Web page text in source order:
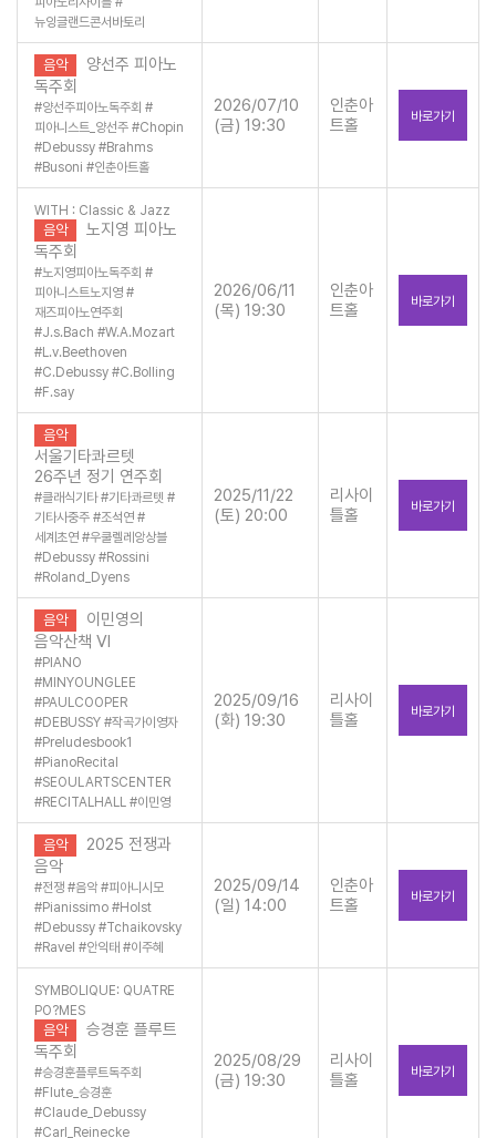
뉴잉글랜드콘서바토리
음악
양선주 피아노
독주회
#양선주피아노독주회 #
피아니스트_양선주 #Chopin
#Debussy #Brahms
#Busoni #인춘아트홀
2026/07/10
(금) 19:30
인춘아
트홀
바로가기
WITH : Classic & Jazz
음악
노지영 피아노
독주회
#노지영피아노독주회 #
피아니스트노지영 #
재즈피아노연주회
#J.s.Bach #W.A.Mozart
#L.v.Beethoven
#C.Debussy #C.Bolling
#F.say
2026/06/11
(목) 19:30
인춘아
트홀
바로가기
음악
서울기타콰르텟
26주년 정기 연주회
#클래식기타 #기타콰르텟 #
기타사중주 #조석연 #
세계초연 #우쿨렐레앙상블
#Debussy #Rossini
#Roland_Dyens
2025/11/22
(토) 20:00
리사이
틀홀
바로가기
음악
이민영의
음악산책 VI
#PIANO
#MINYOUNGLEE
#PAULCOOPER
#DEBUSSY #작곡가이영자
#Preludesbook1
#PianoRecital
#SEOULARTSCENTER
#RECITALHALL #이민영
2025/09/16
(화) 19:30
리사이
틀홀
바로가기
음악
2025 전쟁과
음악
#전쟁 #음악 #피아니시모
#Pianissimo #Holst
#Debussy #Tchaikovsky
#Ravel #안익태 #이주혜
2025/09/14
(일) 14:00
인춘아
트홀
바로가기
SYMBOLIQUE: QUATRE
PO?MES
음악
승경훈 플루트
독주회
#승경훈플루트독주회
#Flute_승경훈
#Claude_Debussy
#Carl_Reinecke
2025/08/29
(금) 19:30
리사이
틀홀
바로가기